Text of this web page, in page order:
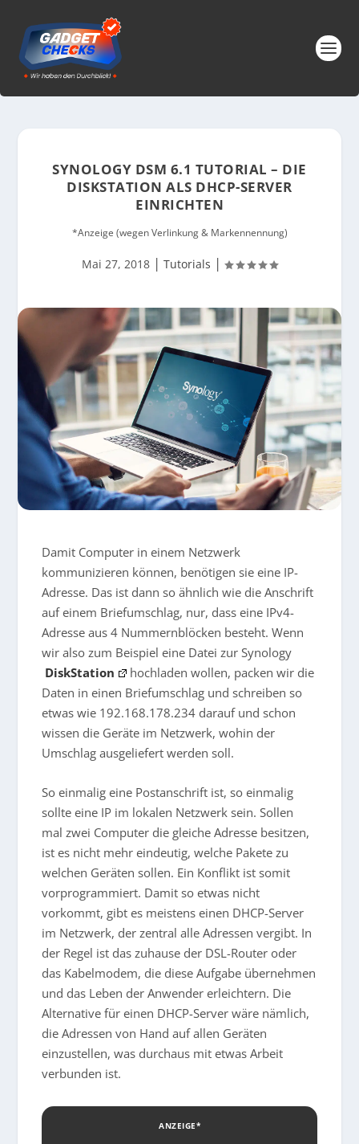
SYNOLOGY DSM 6.1 TUTORIAL – DIE
DISKSTATION ALS DHCP-SERVER
EINRICHTEN
*Anzeige (wegen Verlinkung & Markennennung)
Mai 27, 2018 | Tutorials |
Damit Computer in einem Netzwerk
kommunizieren können, benötigen sie eine IP-
Adresse. Das ist dann so ähnlich wie die Anschrift
auf einem Briefumschlag, nur, dass eine IPv4-
Adresse aus 4 Nummernblöcken besteht. Wenn
wir also zum Beispiel eine Datei zur Synology
DiskStation
hochladen wollen, packen wir die
Daten in einen Briefumschlag und schreiben so
etwas wie 192.168.178.234 darauf und schon
wissen die Geräte im Netzwerk, wohin der
Umschlag ausgeliefert werden soll.
So einmalig eine Postanschrift ist, so einmalig
sollte eine IP im lokalen Netzwerk sein. Sollen
mal zwei Computer die gleiche Adresse besitzen,
ist es nicht mehr eindeutig, welche Pakete zu
welchen Geräten sollen. Ein Konflikt ist somit
vorprogrammiert. Damit so etwas nicht
vorkommt, gibt es meistens einen DHCP-Server
im Netzwerk, der zentral alle Adressen vergibt. In
der Regel ist das zuhause der DSL-Router oder
das Kabelmodem, die diese Aufgabe übernehmen
und das Leben der Anwender erleichtern. Die
Alternative für einen DHCP-Server wäre nämlich,
die Adressen von Hand auf allen Geräten
einzustellen, was durchaus mit etwas Arbeit
verbunden ist.
ANZEIGE*